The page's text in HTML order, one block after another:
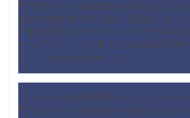
円で安心した老後資金を積み立てるオ
個人年金保険の取り扱いを開始しまし
ア教育移住のマイプロパティが2024年
ーシアでメイドを雇うための相談サポ
した | Shoply News より
【グローバル資産運用ならマイプロ
円で安心した老後資金を積み立てるオ